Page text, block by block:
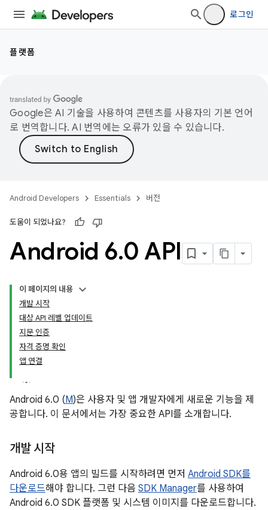
로그인
플랫폼
Google은 AI 기술을 사용하여 콘텐츠를 사용자의 기본 언어
로 번역합니다. AI 번역에는 오류가 있을 수 있습니다.
Android Developers Essentials 버전
도움이 되었나요?
Android 6.0 API
이 페이지의 내용
개발 시작
대상 API 레벨 업데이트
지문 인증
자격 증명 확인
앱 연결
Android 6.0 (M)은 사용자 및 앱 개발자에게 새로운 기능을 제
공합니다. 이 문서에서는 가장 중요한 API를 소개합니다.
개발 시작
Android 6.0용 앱의 빌드를 시작하려면 먼저 Android SDK를
다운로드해야 합니다. 그런 다음 SDK Manager를 사용하여
Android 6.0 SDK 플랫폼 및 시스템 이미지를 다운로드합니다.